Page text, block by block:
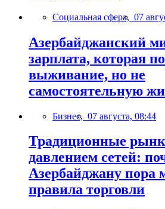
Социальная сфера, 07
Азербайджанский
зарплата, которая
выживание, но не
самостоятельную
Бизнес, 07 августа, 08:44
Традиционные
давлением сетей:
Азербайджану пора
правила торговли